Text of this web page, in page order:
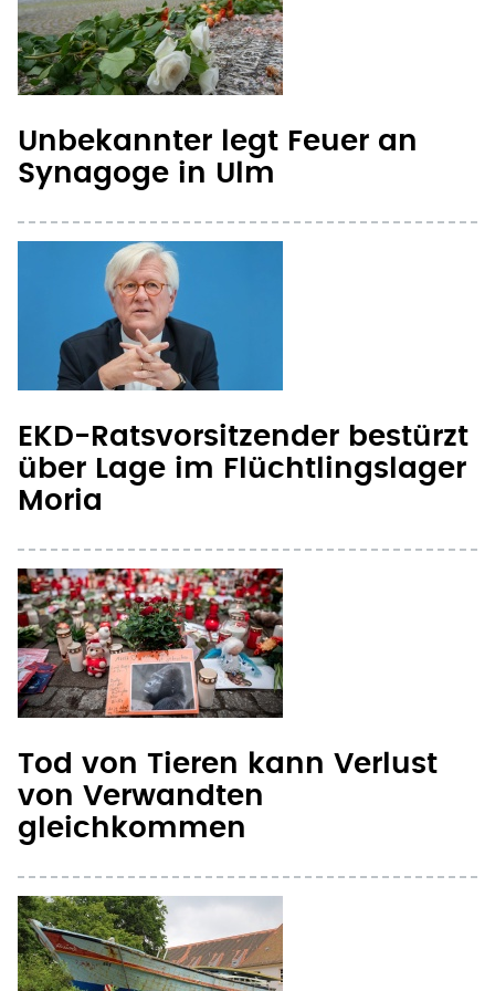
Unbekannter legt Feuer an
Synagoge in Ulm
EKD-Ratsvorsitzender bestürzt
über Lage im Flüchtlingslager
Moria
Tod von Tieren kann Verlust
von Verwandten
gleichkommen